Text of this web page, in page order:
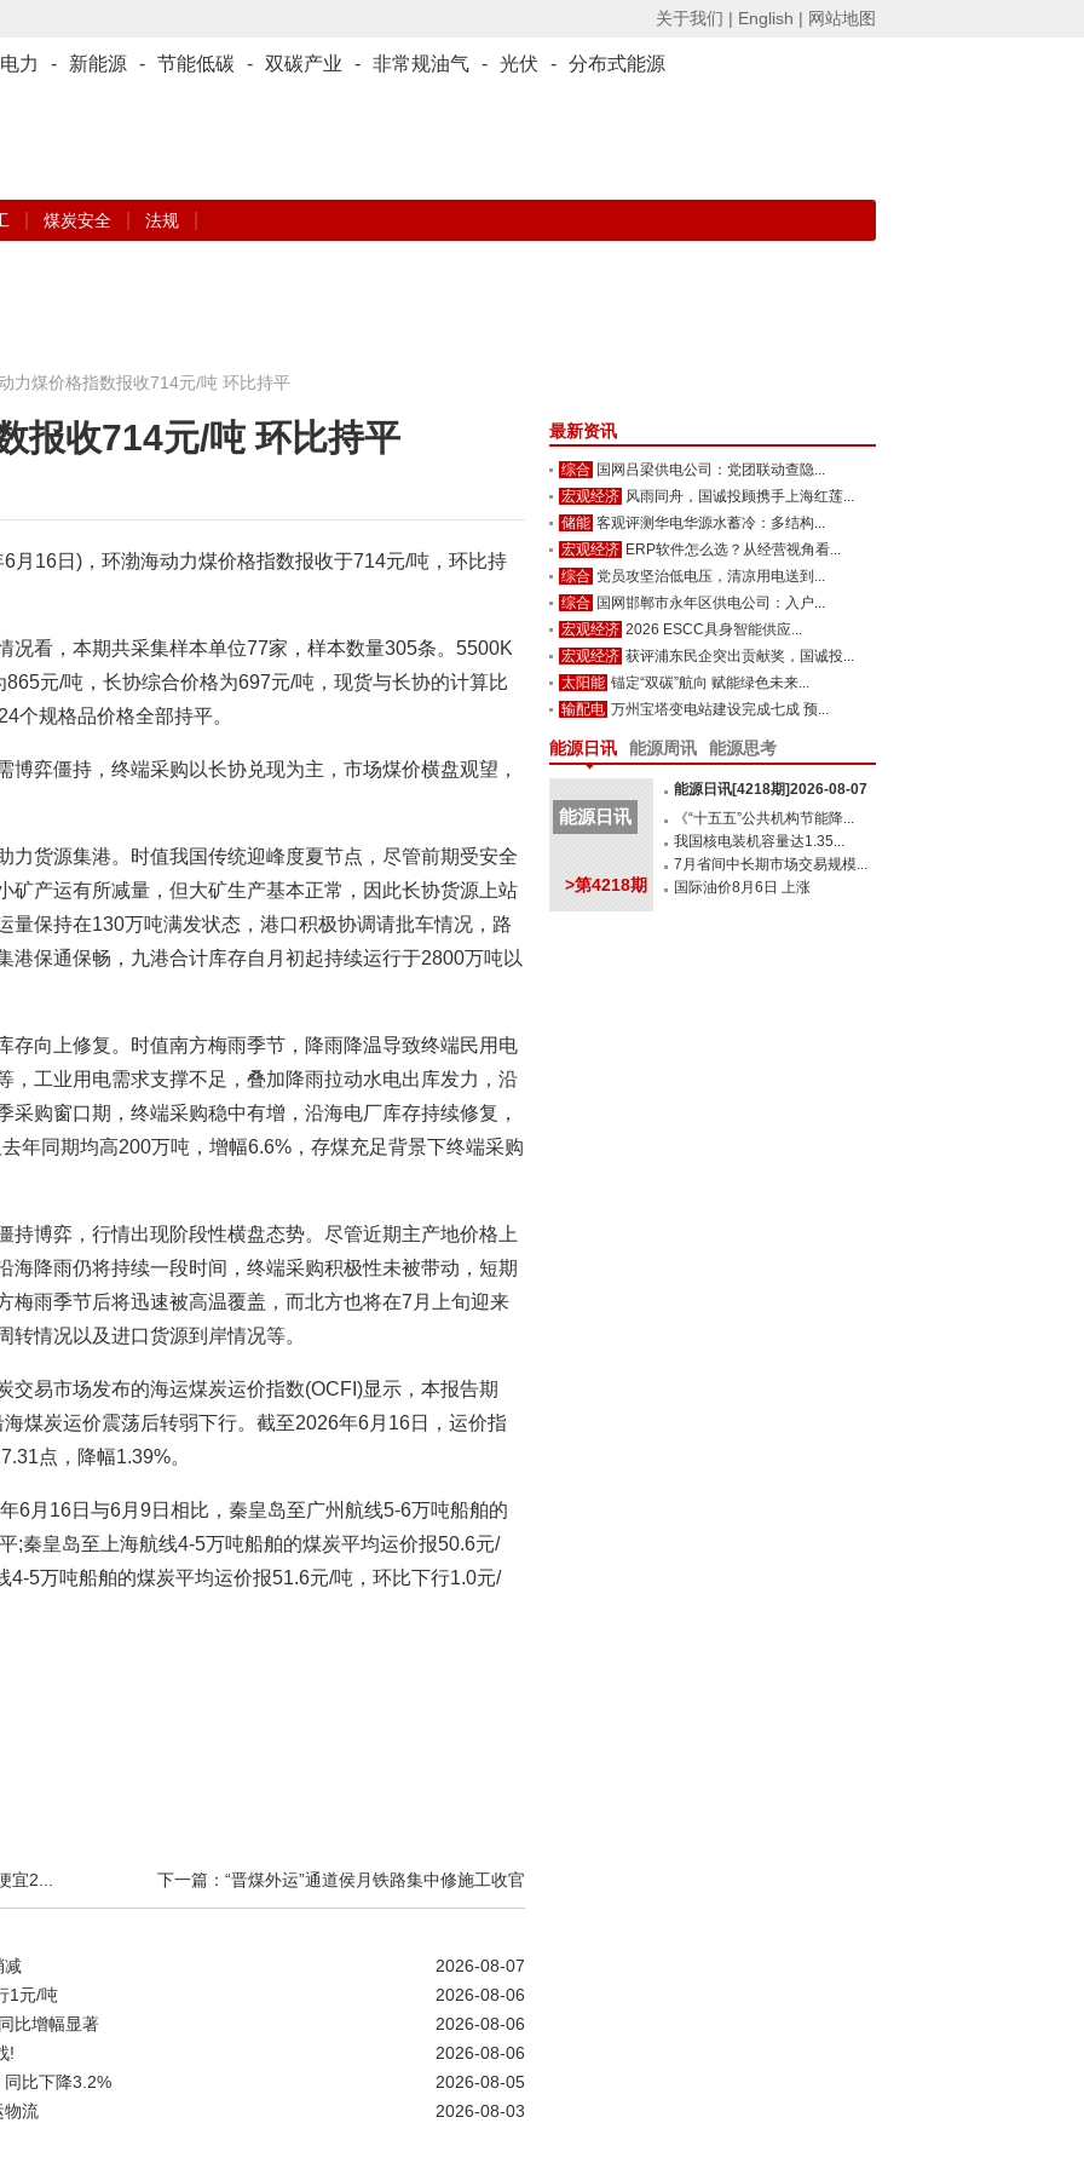
关于我们 | English | 网站地图
电力 - 新能源 - 节能低碳 - 双碳产业 - 非常规油气 - 光伏 - 分布式能源
煤炭安全 法规
力煤价格指数报收714元/吨 环比持平
报收714元/吨 环比持平
月16日)，环渤海动力煤价格指数报收于714元/吨，环比持
况看，本期共采集样本单位77家，样本数量305条。5500K
元/吨，长协综合价格为697元/吨，现货与长协的计算比
个规格品价格全部持平。
博弈僵持，终端采购以长协兑现为主，市场煤价横盘观望，
力货源集港。时值我国传统迎峰度夏节点，尽管前期受安全
矿产运有所减量，但大矿生产基本正常，因此长协货源上站
量保持在130万吨满发状态，港口积极协调请批车情况，路
港保通保畅，九港合计库存自月初起持续运行于2800万吨以
存向上修复。时值南方梅雨季节，降雨降温导致终端民用电
，工业用电需求支撑不足，叠加降雨拉动水电出库发力，沿
购窗口期，终端采购稳中有增，沿海电厂库存持续修复，
年同期均高200万吨，增幅6.6%，存煤充足背景下终端采购
持博弈，行情出现阶段性横盘态势。尽管近期主产地价格上
海降雨仍将持续一段时间，终端采购积极性未被带动，短期
梅雨季节后将迅速被高温覆盖，而北方也将在7月上旬迎来
情况以及进口货源到岸情况等。
交易市场发布的海运煤炭运价指数(OCFI)显示，本报告期
煤炭运价震荡后转弱下行。截至2026年6月16日，运价指
点，降幅1.39%。
6月16日与6月9日相比，秦皇岛至广州航线5-6万吨船舶的
;秦皇岛至上海航线4-5万吨船舶的煤炭平均运价报50.6元/
4-5万吨船舶的煤炭平均运价报51.6元/吨，环比下行1.0元/
宜2... 下一篇：“晋煤外运”通道侯月铁路集中修施工收官
2026-08-07
减
2026-08-06
1元/吨
2026-08-06
比增幅显著
2026-08-06
!
2026-08-05
比下降3.2%
2026-08-03
物流
最新资讯
综合 国网吕梁供电公司：党团联动查隐...
宏观经济 风雨同舟，国诚投顾携手上海红莲...
储能 客观评测华电华源水蓄冷：多结构...
宏观经济 ERP软件怎么选？从经营视角看...
综合 党员攻坚治低电压，清凉用电送到...
综合 国网邯郸市永年区供电公司：入户...
宏观经济 2026 ESCC具身智能供应...
宏观经济 获评浦东民企突出贡献奖，国诚投...
太阳能 锚定“双碳”航向 赋能绿色未来...
输配电 万州宝塔变电站建设完成七成 预...
能源日讯 能源周讯 能源思考
能源日讯
>第4218期
能源日讯[4218期]2026-08-07
《“十五五”公共机构节能降...
我国核电装机容量达1.35...
7月省间中长期市场交易规模...
国际油价8月6日 上涨